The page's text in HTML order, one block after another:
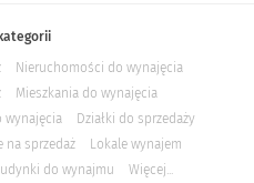
Nieruchomości do wynajęcia
Mieszkania do wynajęcia
wynajęcia
Działki do sprzedaży
na sprzedaż
Lokale wynajem
do wynajmu Więcej...